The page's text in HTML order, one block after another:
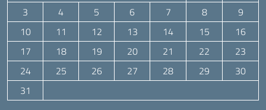
3
4 5 6 7 8
9
10
11 12 13 14 15
16
17
18 19 20 21 22
23
24
25 26 27 28 29
30
31